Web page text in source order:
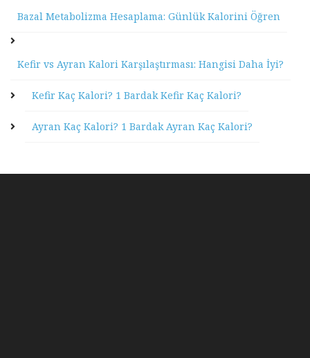
Bazal Metabolizma Hesaplama: Günlük Kalorini Öğren
Kefir vs Ayran Kalori Karşılaştırması: Hangisi Daha İyi?
Kefir Kaç Kalori? 1 Bardak Kefir Kaç Kalori?
Ayran Kaç Kalori? 1 Bardak Ayran Kaç Kalori?